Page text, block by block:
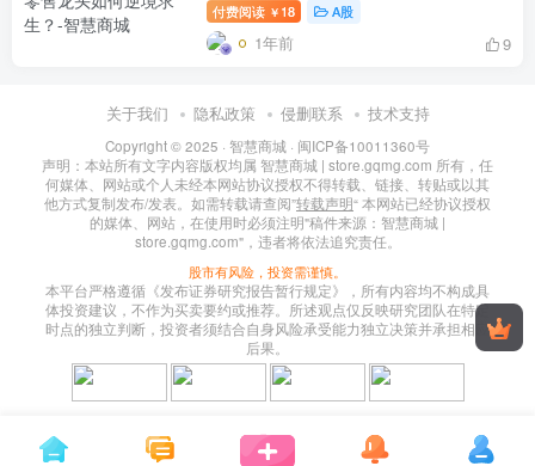
付费阅读 ￥ 18 A股
1年前 9
关于我们 隐私政策 侵删联系 技术支持
Copyright © 2025 · 智慧商城 · 闽ICP备10011360号
声明：本站所有文字内容版权均属 智慧商城 | store.gqmg.com 所有，任
何媒体、网站或个人未经本网站协议授权不得转载、链接、转贴或以其
他方式复制发布/发表。如需转载请查阅”转载声明“ 本网站已经协议授权
的媒体、网站，在使用时必须注明"稿件来源：智慧商城 |
store.gqmg.com"，违者将依法追究责任。
股市有风险，投资需谨慎。
本平台严格遵循《发布证券研究报告暂行规定》，所有内容均不构成具
体投资建议，不作为买卖要约或推荐。所述观点仅反映研究团队在特定
时点的独立判断，投资者须结合自身风险承受能力独立决策并承担相应
后果。